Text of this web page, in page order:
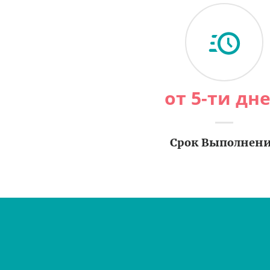
от 5-ти
Срок